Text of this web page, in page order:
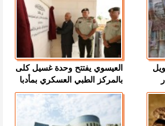
العيسوي يفتتح وحدة غسيل كلى
بالمركز الطبي العسكري بمأدبا